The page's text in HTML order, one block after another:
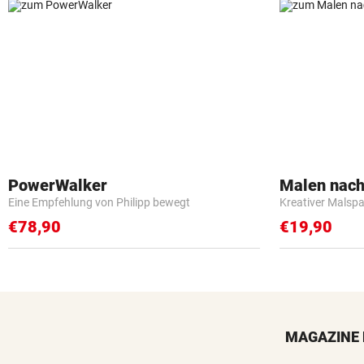
PowerWalker
Eine Empfehlung von Philipp bewegt
€78,90
Malen
Kreativer
€19,90
MAGAZINE